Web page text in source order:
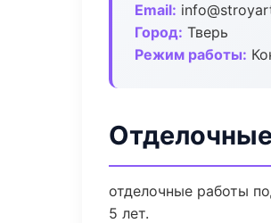
Email:
Город: Тверь
Режим работы:
отделочные работы
5 лет.